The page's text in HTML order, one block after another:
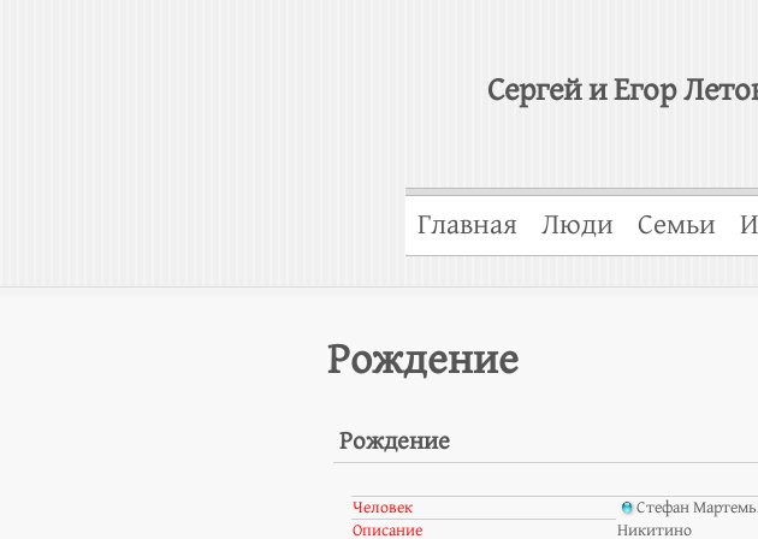
Сергей и Егор
Главная Люди Семьи
Рождение
Рождение
Человек
Стефан
Описание
Никитино